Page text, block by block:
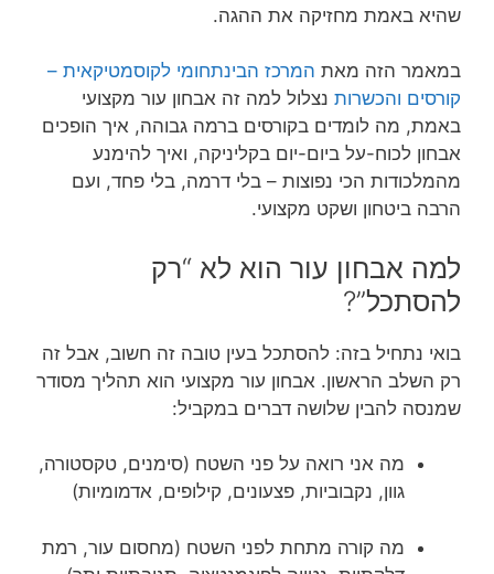
שהיא באמת מחזיקה את ההגה.
במאמר הזה מאת המרכז הבינתחומי לקוסמטיקאית –
קורסים והכשרות נצלול למה זה אבחון עור מקצועי
באמת, מה לומדים בקורסים ברמה גבוהה, איך הופכים
אבחון לכוח-על ביום-יום בקליניקה, ואיך להימנע
מהמלכודות הכי נפוצות – בלי דרמה, בלי פחד, ועם
הרבה ביטחון ושקט מקצועי.
למה אבחון עור הוא לא “רק
להסתכל”?
בואי נתחיל בזה: להסתכל בעין טובה זה חשוב, אבל זה
רק השלב הראשון. אבחון עור מקצועי הוא תהליך מסודר
שמנסה להבין שלושה דברים במקביל:
מה אני רואה על פני השטח (סימנים, טקסטורה,
גוון, נקבוביות, פצעונים, קילופים, אדמומיות)
מה קורה מתחת לפני השטח (מחסום עור, רמת